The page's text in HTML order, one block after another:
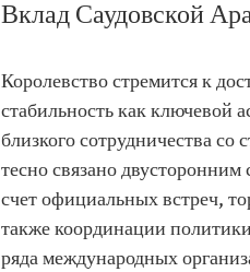
Вклад Саудовской
Королевство стремится к
стабильность как ключевой
близкого сотрудничества
тесно связано
счет официальных встреч,
также координации
ряда международных